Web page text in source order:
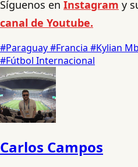
Síguenos en Instagram y
canal de Youtube.
#Paraguay#Francia #Kylian
#Fútbol Internacional
Carlos Campos